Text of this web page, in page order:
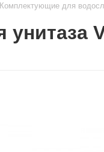
Комплектующие для